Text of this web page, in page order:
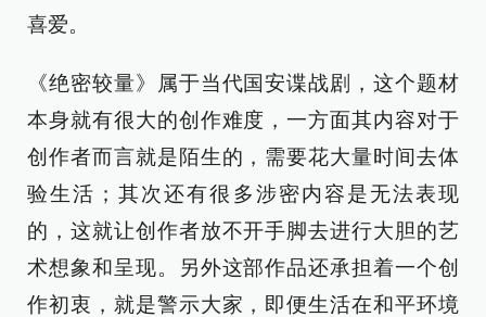
喜爱。
《绝密较量》属于当代国安谍战剧，这个题材
本身就有很大的创作难度，一方面其内容对于
创作者而言就是陌生的，需要花大量时间去体
验生活；其次还有很多涉密内容是无法表现
的，这就让创作者放不开手脚去进行大胆的艺
术想象和呈现。另外这部作品还承担着一个创
作初衷，就是警示大家，即便生活在和平环境